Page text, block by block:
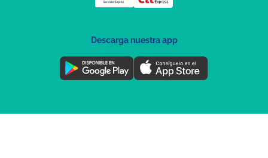
Descarga nuestra app